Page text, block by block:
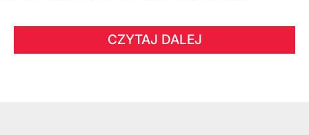
CZYTAJ DALEJ